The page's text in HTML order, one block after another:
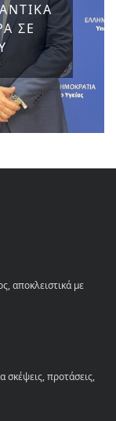
ΣΕ
αποκλειστικά με
σκέψεις, προτάσεις,